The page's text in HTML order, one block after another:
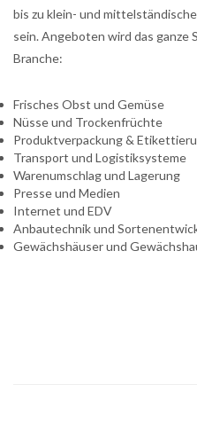
bis zu klein- und
sein. Angeboten wird das ganze
Branche:
Frisches Obst und Gemüse
Nüsse und Trockenfrüchte
Produktverpackung &
Transport und Logistiksysteme
Warenumschlag und Lagerung
Presse und Medien
Internet und EDV
Anbautechnik und
Gewächshäuser und